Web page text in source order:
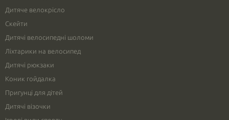
Дитяче велокрісло
Скейти
Дитячі велосипедні шоломи
Ліхтарики на велосипед
Дитячі рюкзаки
Коник гойдалка
Пригунці для дітей
Дитячі візочки